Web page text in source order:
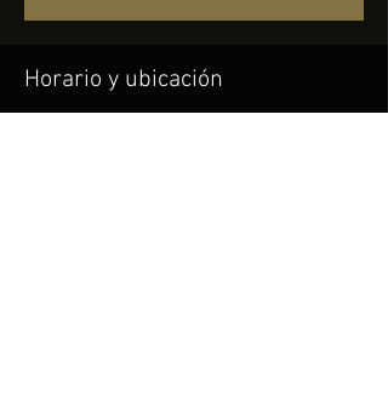
Horario y ubicación